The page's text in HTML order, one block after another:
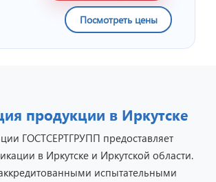
Посмотреть цены
продукции в Иркутске
ГОСТСЕРТГРУПП предоставляет
в Иркутске и Иркутской области.
испытательными